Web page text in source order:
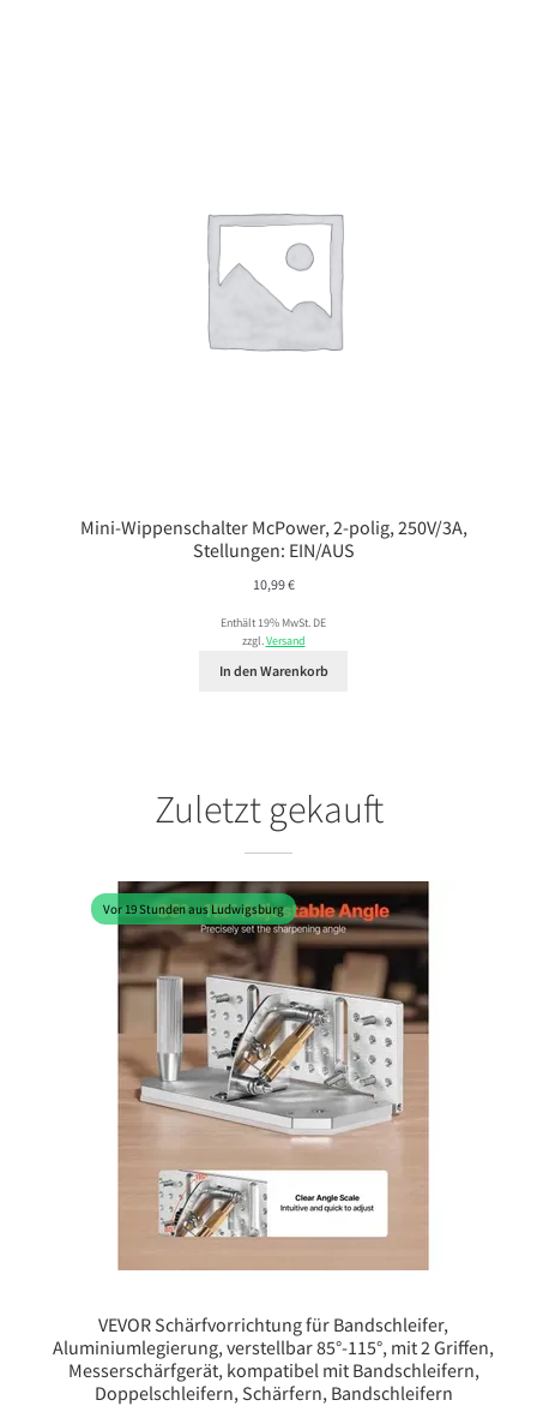
Mini-Wippenschalter McPower, 2-polig, 250V/3A,
Stellungen: EIN/AUS
10,99€
Enthält 19% MwSt. DE
zzgl.Versand
In den Warenkorb
Zuletzt gekauft
Vor 19 Stunden aus Ludwigsburg
VEVOR Schärfvorrichtung für Bandschleifer,
Aluminiumlegierung, verstellbar 85°-115°, mit 2 Griffen,
Messerschärfgerät, kompatibel mit Bandschleifern,
Doppelschleifern, Schärfern, Bandschleifern